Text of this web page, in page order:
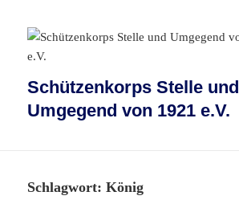
Schützenkorps Stelle und
Umgegend von 1921 e.V.
Schlagwort:König